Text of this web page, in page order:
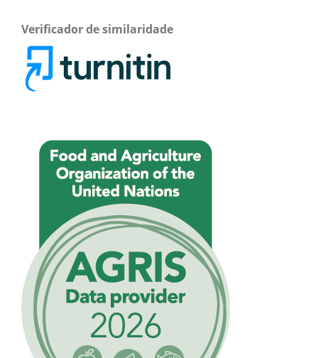
Verificador de similaridade